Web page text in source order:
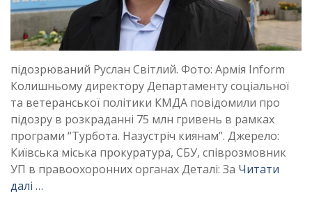
підозрюваний Руслан Світлий. Фото: Армія Inform
Колишньому директору Департаменту соціальної
та ветеранської політики КМДА повідомили про
підозру в розкраданні 75 млн гривень в рамках
програми “Турбота. Назустріч киянам”. Джерело:
Київська міська прокуратура, СБУ, співрозмовник
УП в правоохоронних органах Деталі: За Читати
далі …